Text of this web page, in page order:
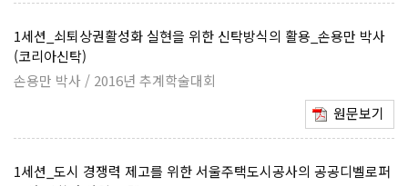
1세션_쇠퇴상권활성화 실현을 위한 신탁방식의 활용_손용만 박사
(코리아신탁)
손용만 박사 / 2016년 추계학술대회
원문보기
1세션_도시 경쟁력 제고를 위한 서울주택도시공사의 공공디벨로퍼